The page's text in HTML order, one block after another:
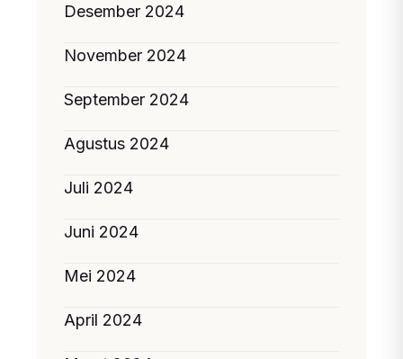
Desember 2024
November 2024
September 2024
Agustus 2024
Juli 2024
Juni 2024
Mei 2024
April 2024